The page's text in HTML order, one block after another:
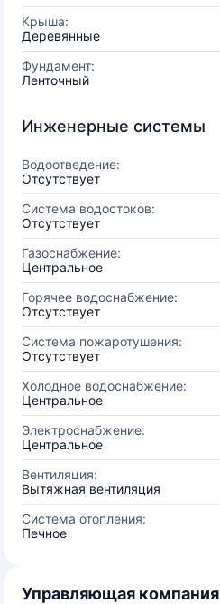
Крыша:
Деревянные
Фундамент:
Ленточный
Инженерные системы
Водоотведение:
Отсутствует
Система водостоков:
Отсутствует
Газоснабжение:
Центральное
Горячее водоснабжение:
Отсутствует
Система пожаротушения:
Отсутствует
Холодное водоснабжение:
Центральное
Электроснабжение:
Центральное
Вентиляция:
Вытяжная вентиляция
Система отопления:
Печное
Управляющая компания